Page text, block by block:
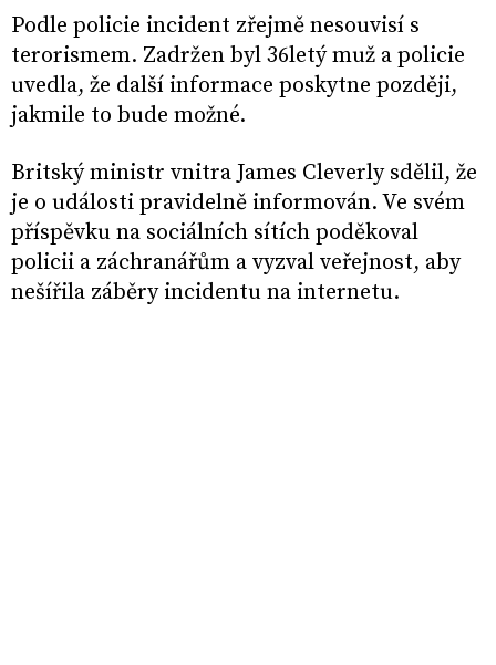
Podle policie incident zřejmě nesouvisí s
terorismem. Zadržen byl 36letý muž a policie
uvedla, že další informace poskytne později,
jakmile to bude možné.
Britský ministr vnitra James Cleverly sdělil, že
je o události pravidelně informován. Ve svém
příspěvku na sociálních sítích poděkoval
policii a záchranářům a vyzval veřejnost, aby
nešířila záběry incidentu na internetu.